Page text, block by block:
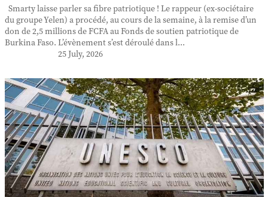
Smarty laisse parler sa fibre patriotique ! Le rappeur (ex-sociétaire
du groupe Yelen) a procédé, au cours de la semaine, à la remise d’un
don de 2,5 millions de FCFA au Fonds de soutien patriotique de
Burkina Faso. L’évènement s’est déroulé dans l...
25 July, 2026